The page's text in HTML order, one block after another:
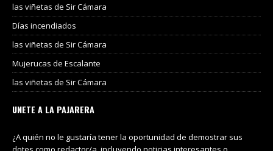
las viñetas de Sir Cámara
Días incendiados
las viñetas de Sir Cámara
Mujerucas de Escalante
las viñetas de Sir Cámara
UNETE A LA PAJARERA
¿A quién no le gustaría tener la oportunidad de demostrar sus